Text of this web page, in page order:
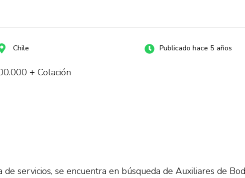
Chile Publicado hace 5 años
+ Colación
servicios, se encuentra en búsqueda de Auxiliares de